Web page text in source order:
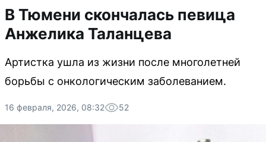
В Тюмени скончалась певица
Анжелика Таланцева
Артистка ушла из жизни после многолетней
борьбы с онкологическим заболеванием.
16 февраля, 2026, 08:32 52